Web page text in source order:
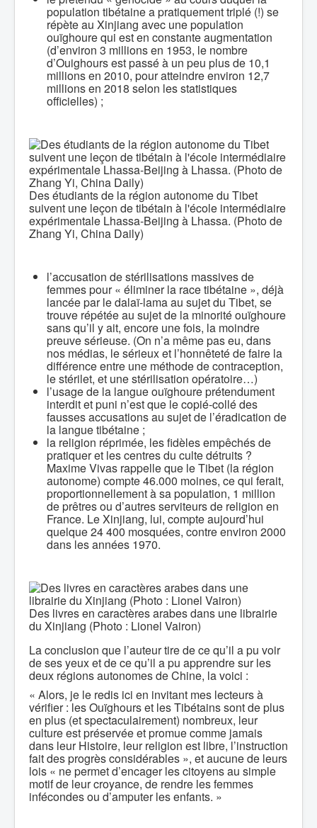
population tibétaine a pratiquement triplé (!) se
répète au Xinjiang avec une population
ouïghoure qui est en constante augmentation
(d’environ 3 millions en 1953, le nombre
d’Ouighours est passé à un peu plus de 10,1
millions en 2010, pour atteindre environ 12,7
millions en 2018 selon les statistiques
officielles) ;
Des étudiants de la région autonome du Tibet
suivent une leçon de tibétain à l'école intermédiaire
expérimentale Lhassa-Beijing à Lhassa. (Photo de
Zhang Yi, China Daily)
l’accusation de stérilisations massives de
femmes pour « éliminer la race tibétaine », déjà
lancée par le dalaï-lama au sujet du Tibet, se
trouve répétée au sujet de la minorité ouïghoure
sans qu’il y ait, encore une fois, la moindre
preuve sérieuse. (On n’a même pas eu, dans
nos médias, le sérieux et l’honnêteté de faire la
différence entre une méthode de contraception,
le stérilet, et une stérilisation opératoire…)
l’usage de la langue ouïghoure prétendument
interdit et puni n’est que le copié-collé des
fausses accusations au sujet de l’éradication de
la langue tibétaine ;
la religion réprimée, les fidèles empêchés de
pratiquer et les centres du culte détruits ?
Maxime Vivas rappelle que le Tibet (la région
autonome) compte 46.000 moines, ce qui ferait,
proportionnellement à sa population, 1 million
de prêtres ou d’autres serviteurs de religion en
France. Le Xinjiang, lui, compte aujourd’hui
quelque 24 400 mosquées, contre environ 2000
dans les années 1970.
Des livres en caractères arabes dans une librairie
du Xinjiang (Photo : Lionel Vairon)
La conclusion que l’auteur tire de ce qu’il a pu voir
de ses yeux et de ce qu’il a pu apprendre sur les
deux régions autonomes de Chine, la voici :
« Alors, je le redis ici en invitant mes lecteurs à
vérifier : les Ouïghours et les Tibétains sont de plus
en plus (et spectaculairement) nombreux, leur
culture est préservée et promue comme jamais
dans leur Histoire, leur religion est libre, l’instruction
fait des progrès considérables », et aucune de leurs
lois « ne permet d’encager les citoyens au simple
motif de leur croyance, de rendre les femmes
infécondes ou d’amputer les enfants. »